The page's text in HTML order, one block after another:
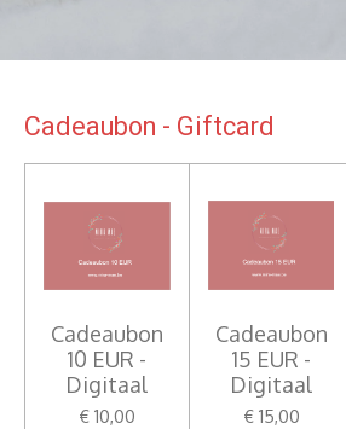
Cadeaubon - Giftcard
Cadeaubon
10 EUR -
Digitaal
€ 10,00
Cadeaubon
15 EUR -
Digitaal
€ 15,00